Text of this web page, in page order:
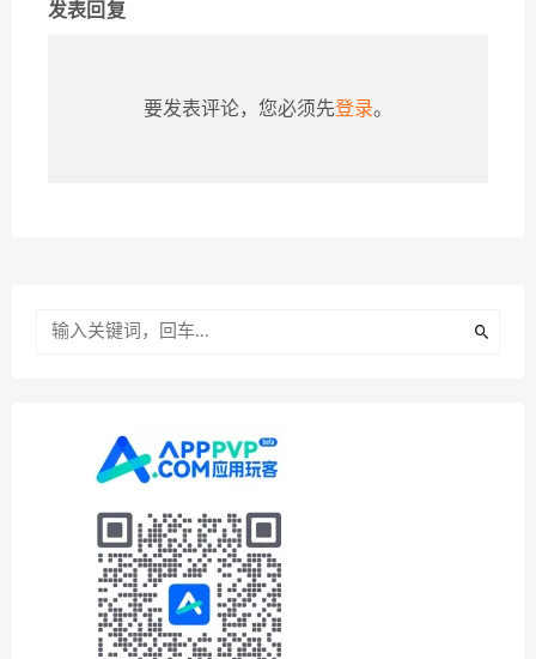
发表回复
要发表评论，您必须先登录。